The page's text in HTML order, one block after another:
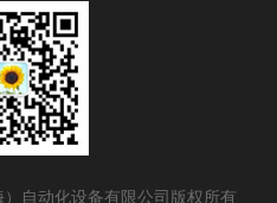
自动化设备有限公司版权所有